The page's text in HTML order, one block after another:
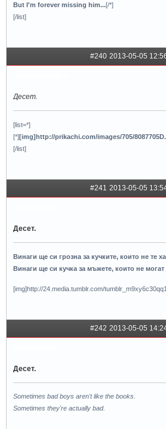
But I'm forever missing him...[/*]
[/list]
#240 2013-05-05
Десет.
[list=*]
[*][img]http://prikachi.com/images/705/
[/list]
#241 2013-05-05
Десет.
Винаги ще си грозна за кучките, които не те
Винаги ще си кучка за мъжете, които не могат
[img]http://24.media.tumblr.com/
#242 2013-05-05
Десет.
Sometimes bad boys aren't like the books.
Sometimes they're actually bad.